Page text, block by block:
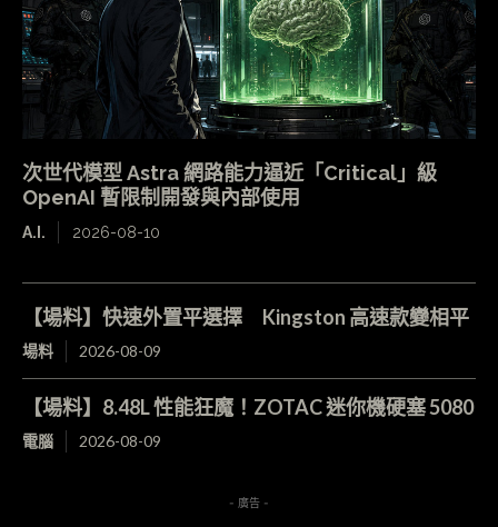
次世代模型 Astra 網路能力逼近「Critical」級
OpenAI 暫限制開發與內部使用
A.I. 2026-08-10
【場料】快速外置平選擇 Kingston 高速款變相平
場料 2026-08-09
【場料】8.48L 性能狂魔！ZOTAC 迷你機硬塞 5080
電腦 2026-08-09
- 廣告 -